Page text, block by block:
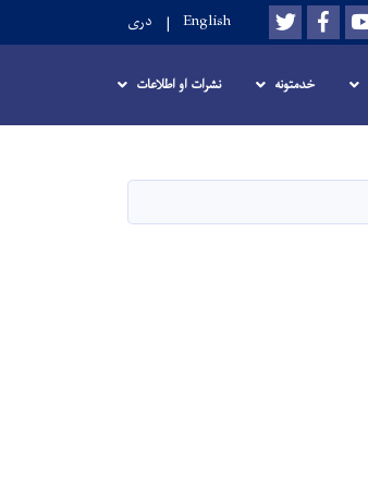
Youtube
Facebook
Twitter
English دری
خدمتونه نشرات او اطلاعات